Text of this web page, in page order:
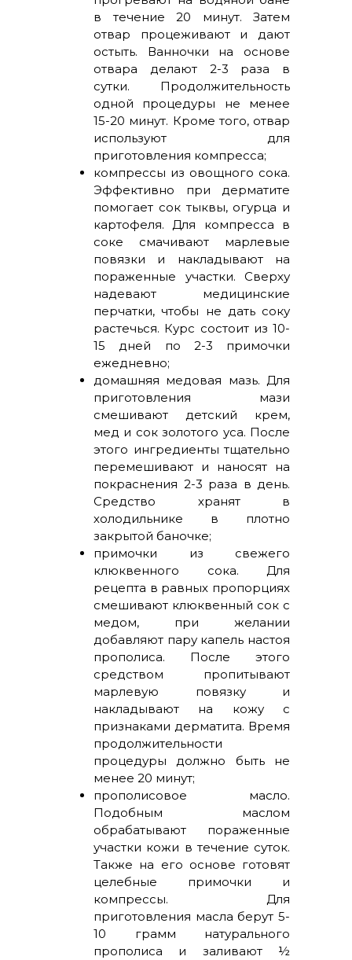
в течение 20 минут. Затем
отвар процеживают и дают
остыть. Ванночки на основе
отвара делают 2-3 раза в
сутки. Продолжительность
одной процедуры не менее
15-20 минут. Кроме того, отвар
используют для
приготовления компресса;
компрессы из овощного сока.
Эффективно при дерматите
помогает сок тыквы, огурца и
картофеля. Для компресса в
соке смачивают марлевые
повязки и накладывают на
пораженные участки. Сверху
надевают медицинские
перчатки, чтобы не дать соку
растечься. Курс состоит из 10-
15 дней по 2-3 примочки
ежедневно;
домашняя медовая мазь. Для
приготовления мази
смешивают детский крем,
мед и сок золотого уса. После
этого ингредиенты тщательно
перемешивают и наносят на
покраснения 2-3 раза в день.
Средство хранят в
холодильнике в плотно
закрытой баночке;
примочки из свежего
клюквенного сока. Для
рецепта в равных пропорциях
смешивают клюквенный сок с
медом, при желании
добавляют пару капель настоя
прополиса. После этого
средством пропитывают
марлевую повязку и
накладывают на кожу с
признаками дерматита. Время
продолжительности
процедуры должно быть не
менее 20 минут;
прополисовое масло.
Подобным маслом
обрабатывают пораженные
участки кожи в течение суток.
Также на его основе готовят
целебные примочки и
компрессы. Для
приготовления масла берут 5-
10 грамм натурального
прополиса и заливают ½